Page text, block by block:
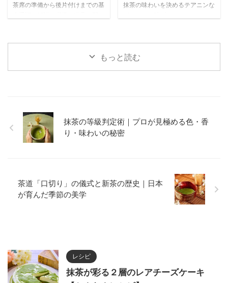
茶席の準備から後片付けまでの基
たおもてなしを実現するポイント
をわかりやすく紹介します。
抹茶の味わいを決めるテアニンな
見られる特徴的なアミノ酸バラン
スの関係性を科学的に紐解きま
もっと読む
抹茶の等級判定術｜プロが見極める色・香
り・味わいの秘密
茶道「口切り」の儀式と新茶の歴史｜日本
が育んだ季節の美学
レシピ
抹茶が彩る２層のレアチーズケーキ